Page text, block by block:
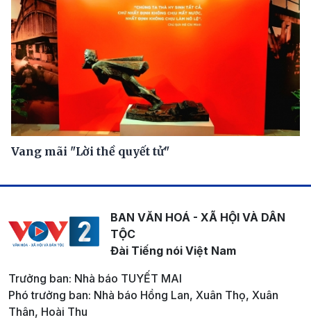
Vang mãi "Lời thề quyết tử"
BAN VĂN HOÁ - XÃ HỘI VÀ DÂN
TỘC
Đài Tiếng nói Việt Nam
Trưởng ban: Nhà báo TUYẾT MAI
Phó trưởng ban: Nhà báo Hồng Lan, Xuân Thọ, Xuân
Thân, Hoài Thu